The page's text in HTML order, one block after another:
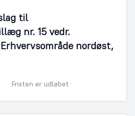
til
nr. 15 vedr.
nordøst,
Fristen er udløbet